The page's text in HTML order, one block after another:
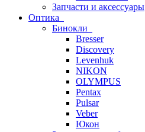
Запчасти и аксессуары
Оптика
Бинокли
Bresser
Discovery
Levenhuk
NIKON
OLYMPUS
Pentax
Pulsar
Veber
Юкон